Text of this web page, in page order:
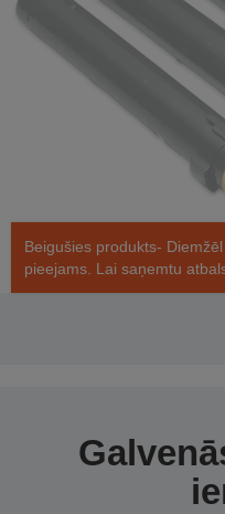
Beigušies produkts-
pieejams. Lai saņemtu